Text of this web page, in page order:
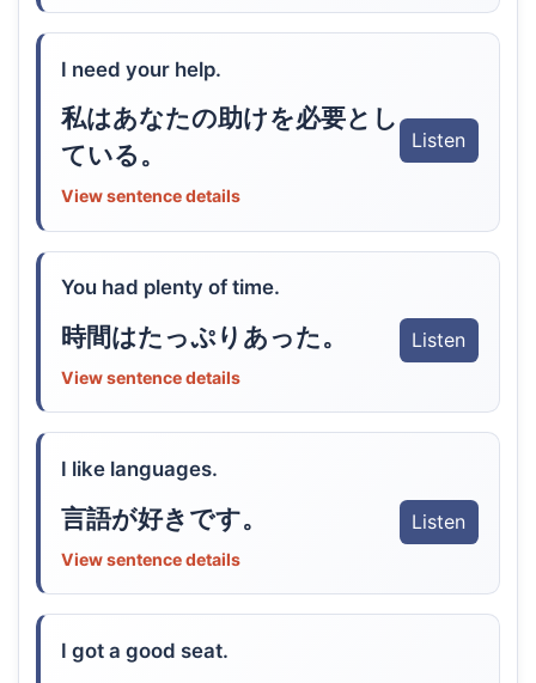
I need your help.
私はあなたの助けを必要とし
ている。
Listen
View sentence details
You had plenty of time.
時間はたっぷりあった。 Listen
View sentence details
I like languages.
言語が好きです。 Listen
View sentence details
I got a good seat.